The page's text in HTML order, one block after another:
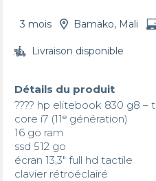
3 mois Bamako, Mali
Livraison disponible
Détails du produit
???? hp elitebook 830 g8 –
core i7 (11ᵉ génération)
16 go ram
ssd 512 go
écran 13,3" full hd tactile
clavier rétroéclairé